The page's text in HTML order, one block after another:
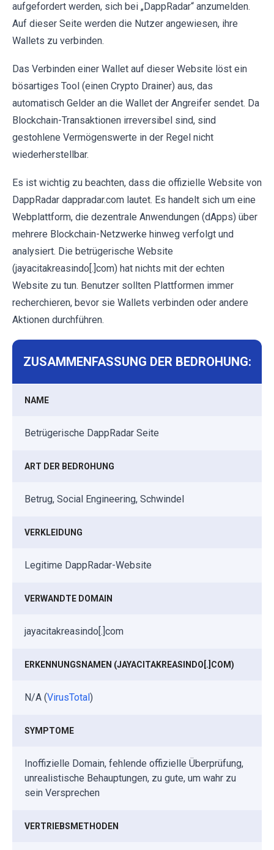
aufgefordert werden, sich bei „DappRadar“ anzumelden.
Auf dieser Seite werden die Nutzer angewiesen, ihre
Wallets zu verbinden.
Das Verbinden einer Wallet auf dieser Website löst ein
bösartiges Tool (einen Crypto Drainer) aus, das
automatisch Gelder an die Wallet der Angreifer sendet. Da
Blockchain-Transaktionen irreversibel sind, sind
gestohlene Vermögenswerte in der Regel nicht
wiederherstellbar.
Es ist wichtig zu beachten, dass die offizielle Website von
DappRadar dappradar.com lautet. Es handelt sich um eine
Webplattform, die dezentrale Anwendungen (dApps) über
mehrere Blockchain-Netzwerke hinweg verfolgt und
analysiert. Die betrügerische Website
(jayacitakreasindo[.]com) hat nichts mit der echten
Website zu tun. Benutzer sollten Plattformen immer
recherchieren, bevor sie Wallets verbinden oder andere
Aktionen durchführen.
ZUSAMMENFASSUNG DER BEDROHUNG:
NAME
Betrügerische DappRadar Seite
ART DER BEDROHUNG
Betrug, Social Engineering, Schwindel
VERKLEIDUNG
Legitime DappRadar-Website
VERWANDTE DOMAIN
jayacitakreasindo[.]com
ERKENNUNGSNAMEN (JAYACITAKREASINDO[.]COM)
N/A (VirusTotal )
SYMPTOME
Inoffizielle Domain, fehlende offizielle Überprüfung,
unrealistische Behauptungen, zu gute, um wahr zu
sein Versprechen
VERTRIEBSMETHODEN